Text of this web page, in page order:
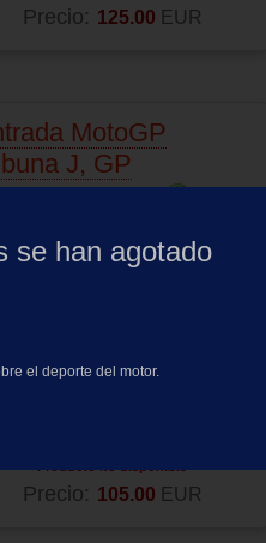
se han agotado
el deporte del motor.
Precio: 125.00 EUR
MotoGP
J, GP
Precio: 105.00 EUR